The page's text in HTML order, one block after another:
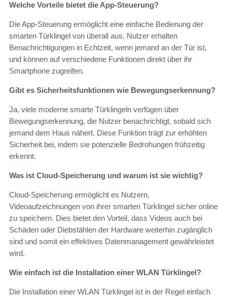
Welche Vorteile bietet die App-Steuerung?
Die App-Steuerung ermöglicht eine einfache Bedienung der
smarten Türklingel von überall aus. Nutzer erhalten
Benachrichtigungen in Echtzeit, wenn jemand an der Tür ist,
und können auf verschiedene Funktionen direkt über ihr
Smartphone zugreifen.
Gibt es Sicherheitsfunktionen wie Bewegungserkennung?
Ja, viele moderne smarte Türklingeln verfügen über
Bewegungserkennung, die Nutzer benachrichtigt, sobald sich
jemand dem Haus nähert. Diese Funktion trägt zur erhöhten
Sicherheit bei, indem sie potenzielle Bedrohungen frühzeitig
erkennt.
Was ist Cloud-Speicherung und warum ist sie wichtig?
Cloud-Speicherung ermöglicht es Nutzern,
Videoaufzeichnungen von ihrer smarten Türklingel sicher online
zu speichern. Dies bietet den Vorteil, dass Videos auch bei
Schäden oder Diebstählen der Hardware weiterhin zugänglich
sind und somit ein effektives Datenmanagement gewährleistet
wird.
Wie einfach ist die Installation einer WLAN Türklingel?
Die Installation einer WLAN Türklingel ist in der Regel einfach